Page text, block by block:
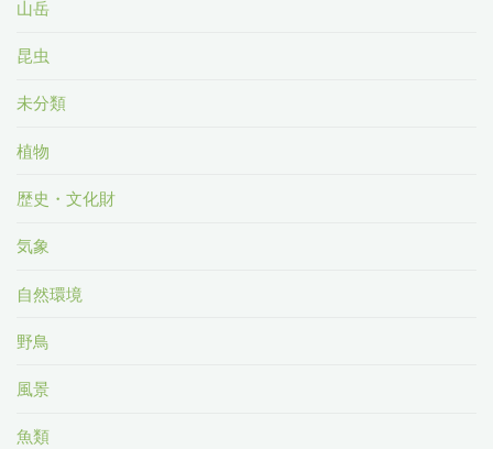
山岳
昆虫
未分類
植物
歴史・文化財
気象
自然環境
野鳥
風景
魚類